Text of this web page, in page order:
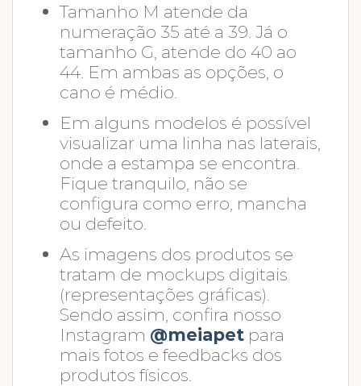
Tamanho M atende da
numeração 35 até a 39. Já o
tamanho G, atende do 40 ao
44. Em ambas as opções, o
cano é médio.
Em alguns modelos é possível
visualizar uma linha nas laterais,
onde a estampa se encontra.
Fique tranquilo, não se
configura como erro, mancha
ou defeito.
As imagens dos produtos se
tratam de mockups digitais
(representações gráficas).
Sendo assim, confira nosso
Instagram @meiapetpara
mais fotos e feedbacks dos
produtos físicos.